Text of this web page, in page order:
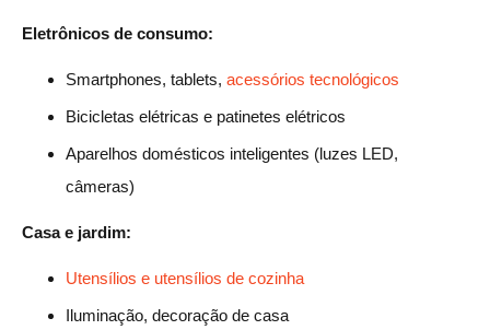
Eletrônicos de consumo:
Smartphones, tablets, acessórios tecnológicos
Bicicletas elétricas e patinetes elétricos
Aparelhos domésticos inteligentes (luzes LED,
câmeras)
Casa e jardim:
Utensílios e utensílios de cozinha
Iluminação, decoração de casa